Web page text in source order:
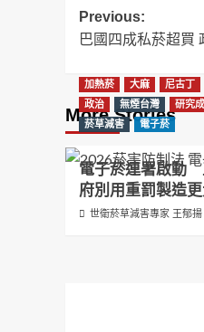
Post
Previous:
巴國四成私菸超買
More Stories
加熱菸 大麻 尼古丁
政治
無煙台灣 研究
菸草減害
電子菸
電子菸連署啟動
府別用重罰製造
世衛菸草減害專家 王郁揚